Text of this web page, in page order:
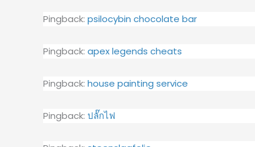
Pingback: psilocybin chocolate bar
Pingback: apex legends cheats
Pingback: house painting service
Pingback: ปลั๊กไฟ